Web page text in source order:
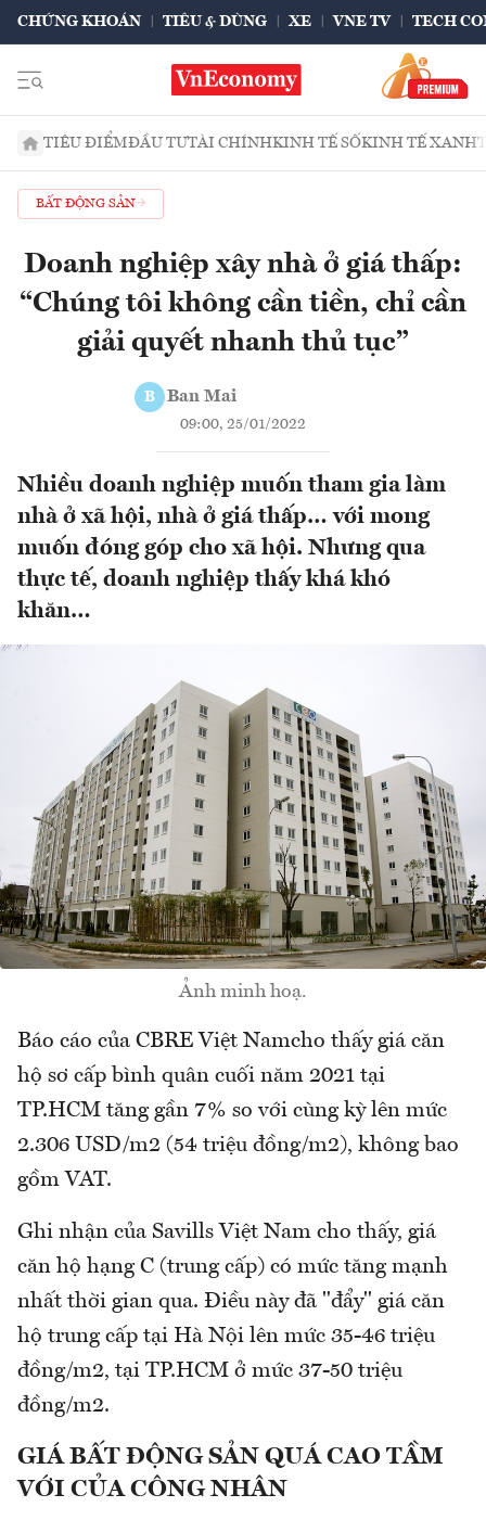
CHỨNG KHOÁN TIÊU & DÙNG XE VNE TV TECH
TIÊU ĐIỂMĐẦU TƯTÀI CHÍNHKINH TẾ SỐKINH TẾ XANH
BẤT ĐỘNG SẢN
Doanh nghiệp xây nhà ở giá thấp:
“Chúng tôi không cần tiền, chỉ cần
giải quyết nhanh thủ tục”
B Ban Mai
09:00, 25/01/2022
Nhiều doanh nghiệp muốn tham gia làm
nhà ở xã hội, nhà ở giá thấp… với mong
muốn đóng góp cho xã hội. Nhưng qua
thực tế, doanh nghiệp thấy khá khó
khăn…
Ảnh minh hoạ.
Báo cáo của CBRE Việt Namcho thấy giá căn
hộ sơ cấp bình quân cuối năm 2021 tại
TP.HCM tăng gần 7% so với cùng kỳ lên mức
2.306 USD/m2 (54 triệu đồng/m2), không bao
gồm VAT.
Ghi nhận của Savills Việt Nam cho thấy, giá
căn hộ hạng C (trung cấp) có mức tăng mạnh
nhất thời gian qua. Điều này đã "đẩy" giá căn
hộ trung cấp tại Hà Nội lên mức 35-46 triệu
đồng/m2, tại TP.HCM ở mức 37-50 triệu
đồng/m2.
GIÁ BẤT ĐỘNG SẢN QUÁ CAO TẦM
VỚI CỦA CÔNG NHÂN